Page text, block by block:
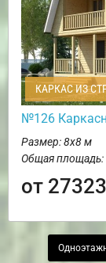
КАРКАС ИЗ
№126
Размер: 8х8 м
Общая площадь:
от